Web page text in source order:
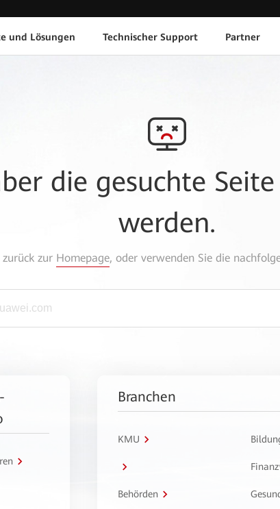
und Lösungen Technischer Support Partner
die gesuchte
werden.
zur Homepage, oder verwenden Sie die
Branchen
KMU
Behörden